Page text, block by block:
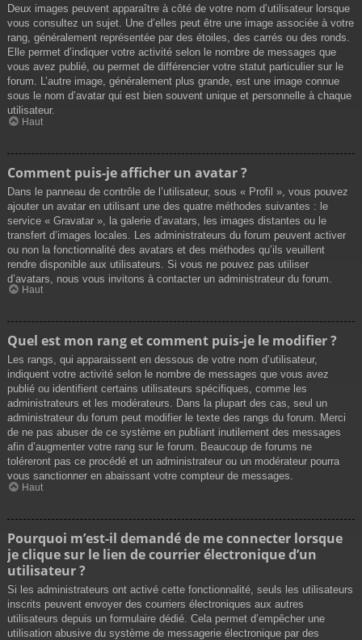
Deux images peuvent apparaître à côté de votre nom d’utilisateur lorsque
vous consultez un sujet. Une d’elles peut être une image associée à votre
rang, généralement représentée par des étoiles, des carrés ou des ronds.
Elle permet d’indiquer votre activité selon le nombre de messages que
vous avez publié, ou permet de différencier votre statut particulier sur le
forum. L’autre image, généralement plus grande, est une image connue
sous le nom d’avatar qui est bien souvent unique et personnelle à chaque
utilisateur.
Haut
Comment puis-je afficher un avatar ?
Dans le panneau de contrôle de l’utilisateur, sous « Profil », vous pouvez
ajouter un avatar en utilisant une des quatre méthodes suivantes : le
service « Gravatar », la galerie d’avatars, les images distantes ou le
transfert d’images locales. Les administrateurs du forum peuvent activer
ou non la fonctionnalité des avatars et des méthodes qu’ils veuillent
rendre disponible aux utilisateurs. Si vous ne pouvez pas utiliser
d’avatars, nous vous invitons à contacter un administrateur du forum.
Haut
Quel est mon rang et comment puis-je le modifier ?
Les rangs, qui apparaissent en dessous de votre nom d’utilisateur,
indiquent votre activité selon le nombre de messages que vous avez
publié ou identifient certains utilisateurs spécifiques, comme les
administrateurs et les modérateurs. Dans la plupart des cas, seul un
administrateur du forum peut modifier le texte des rangs du forum. Merci
de ne pas abuser de ce système en publiant inutilement des messages
afin d’augmenter votre rang sur le forum. Beaucoup de forums ne
toléreront pas ce procédé et un administrateur ou un modérateur pourra
vous sanctionner en abaissant votre compteur de messages.
Haut
Pourquoi m’est-il demandé de me connecter lorsque
je clique sur le lien de courrier électronique d’un
utilisateur ?
Si les administrateurs ont activé cette fonctionnalité, seuls les utilisateurs
inscrits peuvent envoyer des courriers électroniques aux autres
utilisateurs depuis un formulaire dédié. Cela permet d’empêcher une
utilisation abusive du système de messagerie électronique par des